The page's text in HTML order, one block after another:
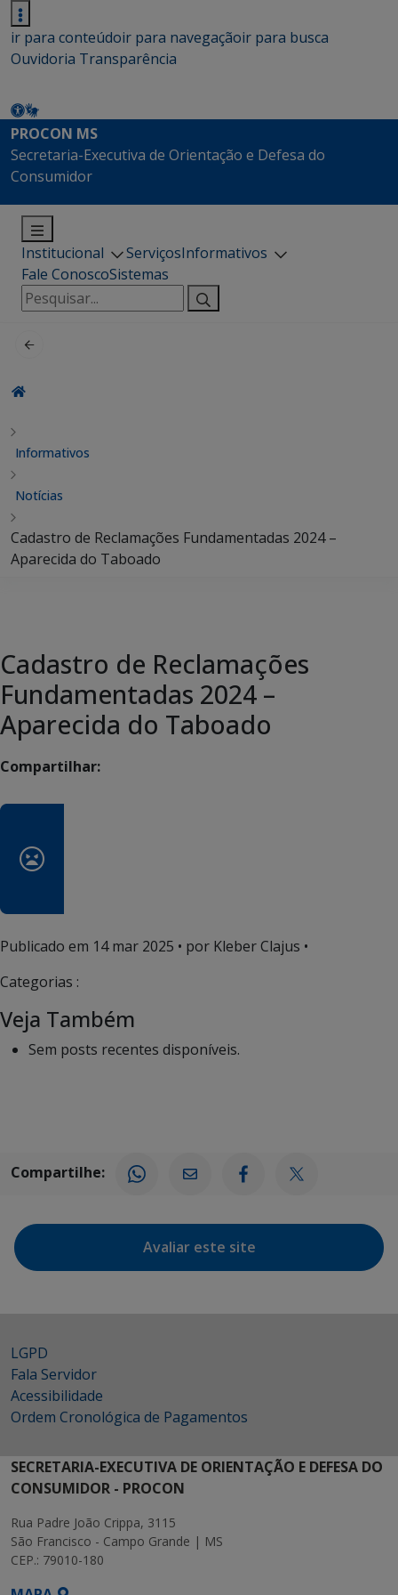
ir para conteúdoir para navegaçãoir para busca
Ouvidoria Transparência
PROCON MS
Secretaria-Executiva de Orientação e Defesa do
Consumidor
Institucional ServiçosInformativos
Fale ConoscoSistemas
Pesquisar
por:
Informativos
Notícias
Cadastro de Reclamações Fundamentadas 2024 –
Aparecida do Taboado
Cadastro de Reclamações
Fundamentadas 2024 –
Aparecida do Taboado
Compartilhar:
Publicado em 14 mar 2025 • por Kleber Clajus •
Categorias :
Veja Também
Sem posts recentes disponíveis.
Compartilhe:
Avaliar este site
LGPD
Fala Servidor
Acessibilidade
Ordem Cronológica de Pagamentos
SECRETARIA-EXECUTIVA DE ORIENTAÇÃO E DEFESA DO
CONSUMIDOR - PROCON
Rua Padre João Crippa, 3115
São Francisco - Campo Grande | MS
CEP.: 79010-180